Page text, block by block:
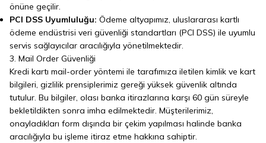
önüne geçilir.
PCI DSS Uyumluluğu: Ödeme altyapımız, uluslararası kartlı
ödeme endüstrisi veri güvenliği standartları (PCI DSS) ile uyumlu
servis sağlayıcılar aracılığıyla yönetilmektedir.
3. Mail Order Güvenliği
Kredi kartı mail-order yöntemi ile tarafımıza iletilen kimlik ve kart
bilgileri, gizlilik prensiplerimiz gereği yüksek güvenlik altında
tutulur. Bu bilgiler, olası banka itirazlarına karşı 60 gün süreyle
bekletildikten sonra imha edilmektedir. Müşterilerimiz,
onayladıkları form dışında bir çekim yapılması halinde banka
aracılığıyla bu işleme itiraz etme hakkına sahiptir.